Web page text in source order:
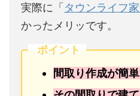
実際に「タウンライフ
かったメリッです。
ポイント
間取り作成が簡